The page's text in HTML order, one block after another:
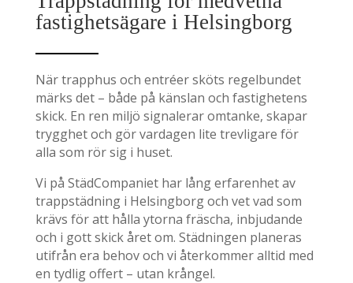
fastighetsägare i Helsingborg
När trapphus och entréer sköts regelbundet
märks det – både på känslan och fastighetens
skick. En ren miljö signalerar omtanke, skapar
trygghet och gör vardagen lite trevligare för
alla som rör sig i huset.
Vi på StädCompaniet har lång erfarenhet av
trappstädning i Helsingborg och vet vad som
krävs för att hålla ytorna fräscha, inbjudande
och i gott skick året om. Städningen planeras
utifrån era behov och vi återkommer alltid med
en tydlig offert – utan krångel.